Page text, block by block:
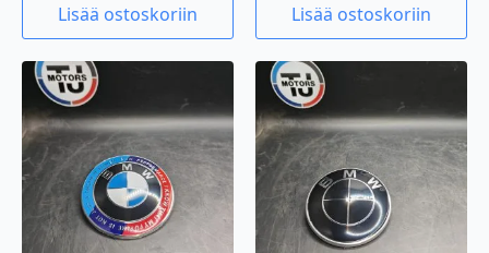
Lisää ostoskoriin Lisää ostoskoriin